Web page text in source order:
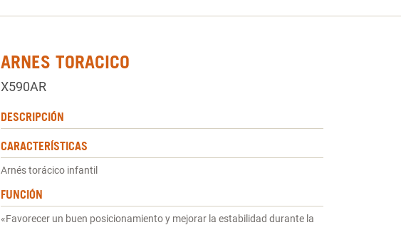
ARNES TORACICO
X590AR
DESCRIPCIÓN
CARACTERÍSTICAS
Arnés torácico infantil
FUNCIÓN
«Favorecer un buen posicionamiento y mejorar la estabilidad durante la